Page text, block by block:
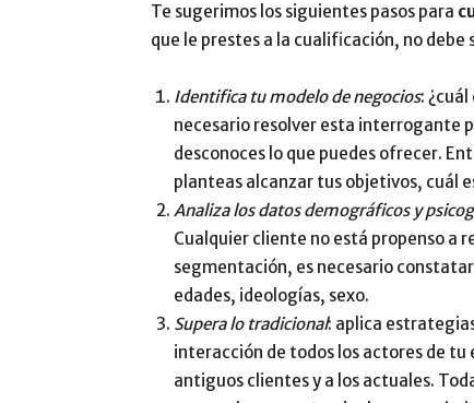
Te sugerimos los siguientes pasos para
que le prestes a la cualificación, no debe
Identifica tu modelo de negocios:
necesario resolver esta interrogante
desconoces lo que puedes ofrecer.
planteas alcanzar tus objetivos, cuál
Analiza los datos demográficos y
Cualquier cliente no está propenso a
segmentación, es necesario
edades, ideologías, sexo.
Supera lo tradicional: aplica
interacción de todos los actores de tu
antiguos clientes y a los actuales.